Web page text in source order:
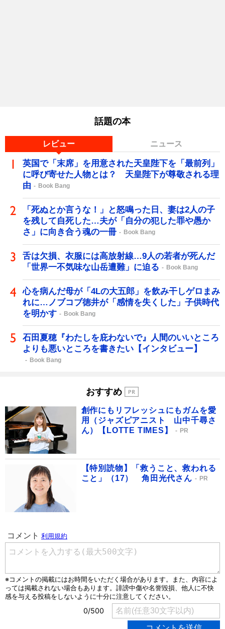
話題の本
レビュー ニュース
英国で「末席」を用意された天皇陛下を「最前列」
に呼び寄せた人物とは？ 天皇陛下が尊敬される理
由
Book Bang
「死ぬとか言うな！」と怒鳴った日、妻は2人の子
を残して自死した…夫が「自分の犯した罪や愚か
さ」に向き合う魂の一冊
Book Bang
舌は欠損、衣服には高放射線…9人の若者が死んだ
「世界一不気味な山岳遭難」に迫る
Book Bang
心を病んだ母が「4Lの大五郎」を飲み干しゲロまみ
れに…ノブコブ徳井が「感情を失くした」子供時代
を明かす
Book Bang
石田夏穂『わたしを庇わないで』人間のいいところ
よりも悪いところを書きたい【インタビュー】
Book Bang
おすすめ
創作にもリフレッシュにもガムを愛
用（ジャズピアニスト 山中千尋さ
ん）【LOTTE TIMES】
PR
【特別読物】「救うこと、救われる
こと」（17） 角田光代さん
PR